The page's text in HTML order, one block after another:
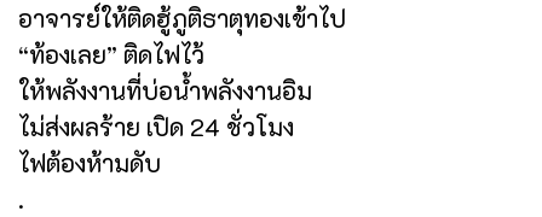
อาจารย์ให้ติดฮู้ภูติธาตุทองเข้าไป
“ท้องเลย” ติดไฟไว้
ให้พลังงานที่บ่อน้ำพลังงานอิม
ไม่ส่งผลร้าย เปิด 24 ชั่วโมง
ไฟต้องห้ามดับ
.